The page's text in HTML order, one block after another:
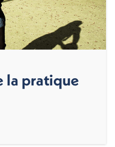
la pratique